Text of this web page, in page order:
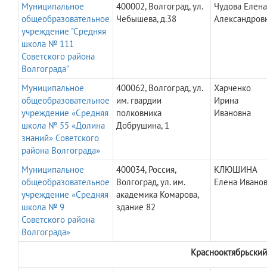
Муниципальное
общеобразовательное
учреждение "Средняя
школа № 111
Советского района
Волгограда"
400002, Волгоград, ул.
Чебышева, д.38
Чудова Елена
Муниципальное
общеобразовательное
учреждение «Средняя
школа № 55 «Долина
знаний» Советского
района Волгограда»
400062, Волгоград, ул.
им. гвардии
полковника
Добрушина, 1
Харченко
Ирина
Ивановна
Муниципальное
общеобразовательное
учреждение «Средняя
школа № 9
Советского района
Волгограда»
400034, Россия,
Волгоград, ул. им.
академика Комарова,
здание 82
КЛЮШИНА
Елена